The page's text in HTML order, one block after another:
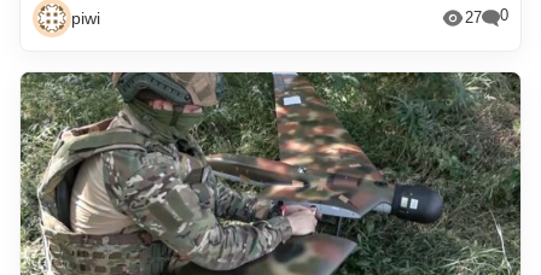
piwi 27 0